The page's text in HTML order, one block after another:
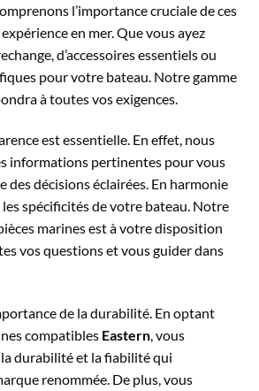
l’importance cruciale de ces
en mer. Que vous ayez
d’accessoires essentiels ou
pour votre bateau. Notre gamme
à toutes vos exigences.
est essentielle. En effet, nous
informations pertinentes pour vous
des décisions éclairées. En harmonie
spécificités de votre bateau. Notre
marines est à votre disposition
vos questions et vous guider dans
de la durabilité. En optant
compatibles Eastern , vous
durabilité et la fiabilité qui
renommée. De plus, vous